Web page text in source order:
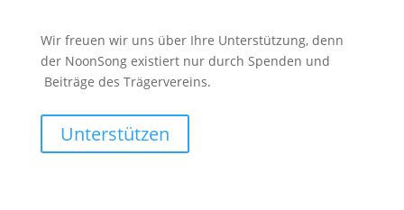
Wir freuen wir uns über Ihre Unterstützung, denn
der NoonSong existiert nur durch Spenden und
Beiträge des Trägervereins.
Unterstützen